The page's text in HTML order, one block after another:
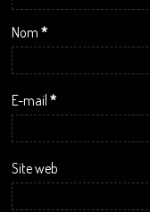
Nom*
E-mail*
Site web